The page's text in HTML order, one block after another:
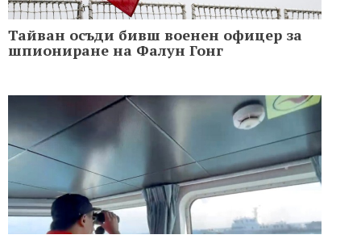
Тайван осъди бивш военен офицер за
шпиониране на Фалун Гонг